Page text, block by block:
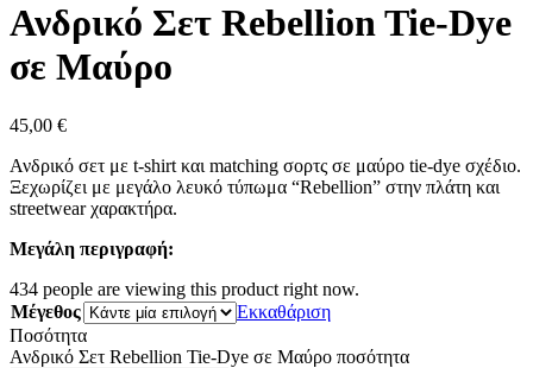
Ανδρικό Σετ Rebellion Tie-Dye
σε Μαύρο
45,00 €
Ανδρικό σετ με t-shirt και matching σορτς σε μαύρο tie-dye σχέδιο.
Ξεχωρίζει με μεγάλο λευκό τύπωμα “Rebellion” στην πλάτη και
streetwear χαρακτήρα.
Μεγάλη περιγραφή:
434 people are viewing this product right now.
Μέγεθος
Εκκαθάριση
Ποσότητα
Ανδρικό Σετ Rebellion Tie-Dye σε Μαύρο ποσότητα